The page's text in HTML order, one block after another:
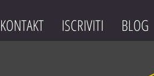
KONTAKT ISCRIVITI BLOG